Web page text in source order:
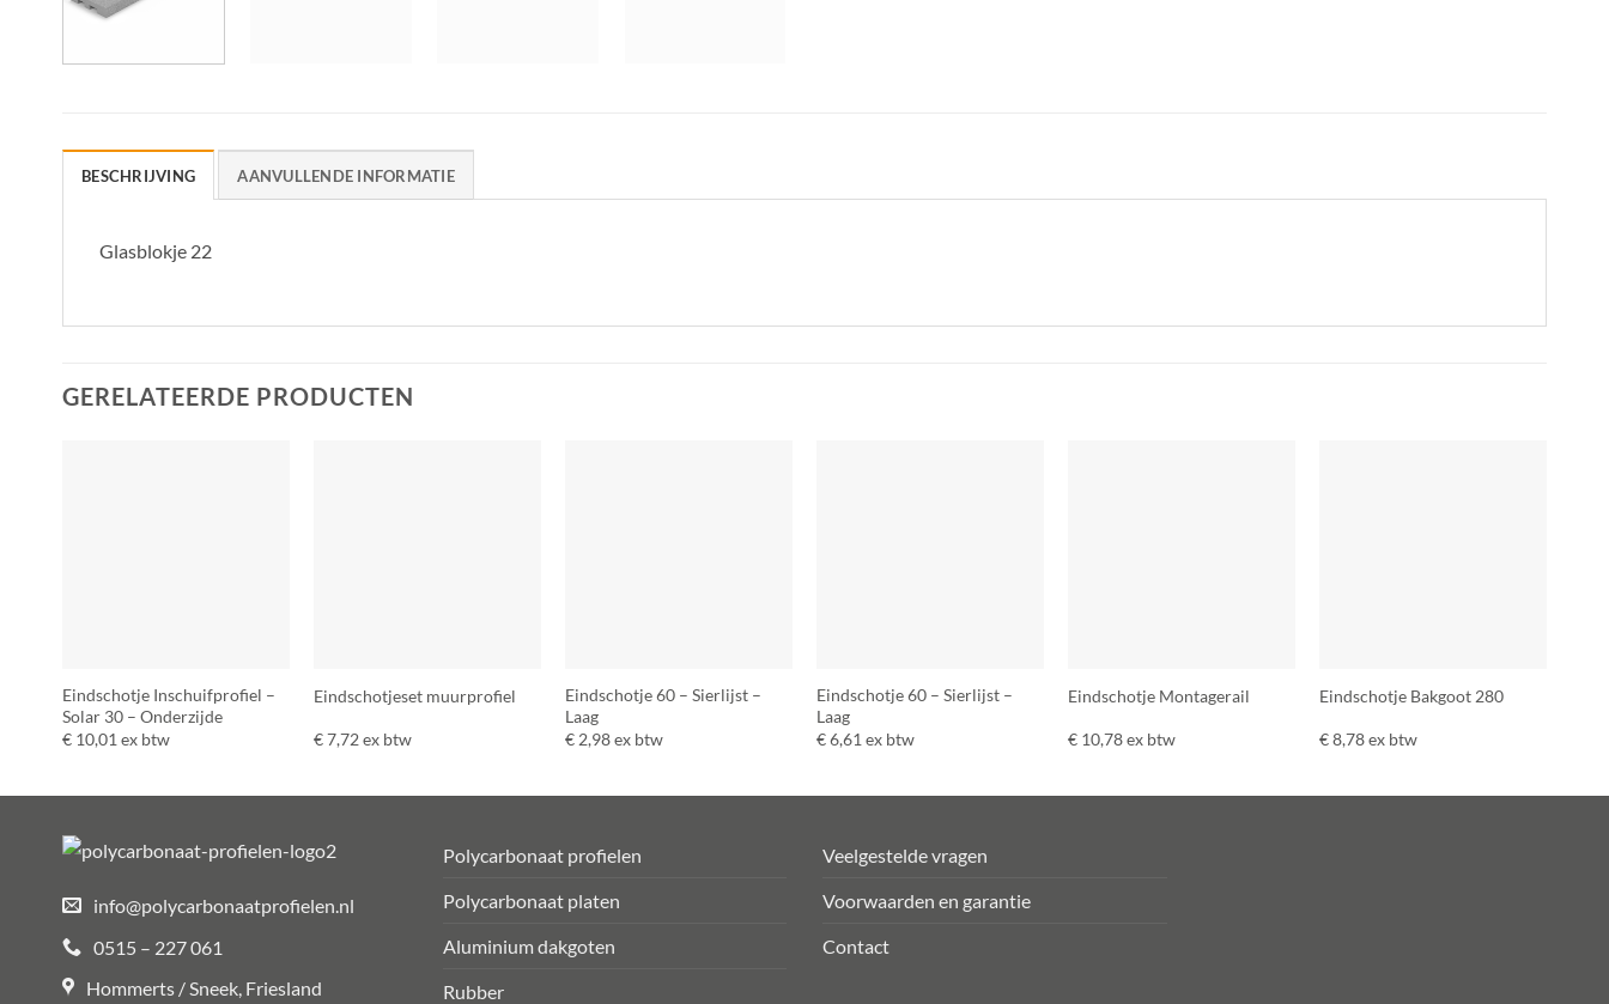
BESCHRIJVING AANVULLENDE INFORMATIE
Glasblokje 22
GERELATEERDE PRODUCTEN
Eindschotje Inschuifprofiel –
Solar 30 – Onderzijde
€10,01 ex btw
Eindschotjeset muurprofiel
€7,72ex btw
Eindschotje 60 – Sierlijst –
Laag
€2,98ex btw
Eindschotje 60 – Sierlijst –
Laag
€6,61 ex btw
Eindschotje Montagerail
€10,78ex btw
Eindschotje Bakgoot 280
€8,78ex btw
info@polycarbonaatprofielen.nl
0515 – 227 061
Hommerts / Sneek, Friesland
Polycarbonaat profielen
Polycarbonaat platen
Aluminium dakgoten
Rubber
Veelgestelde vragen
Voorwaarden en garantie
Contact